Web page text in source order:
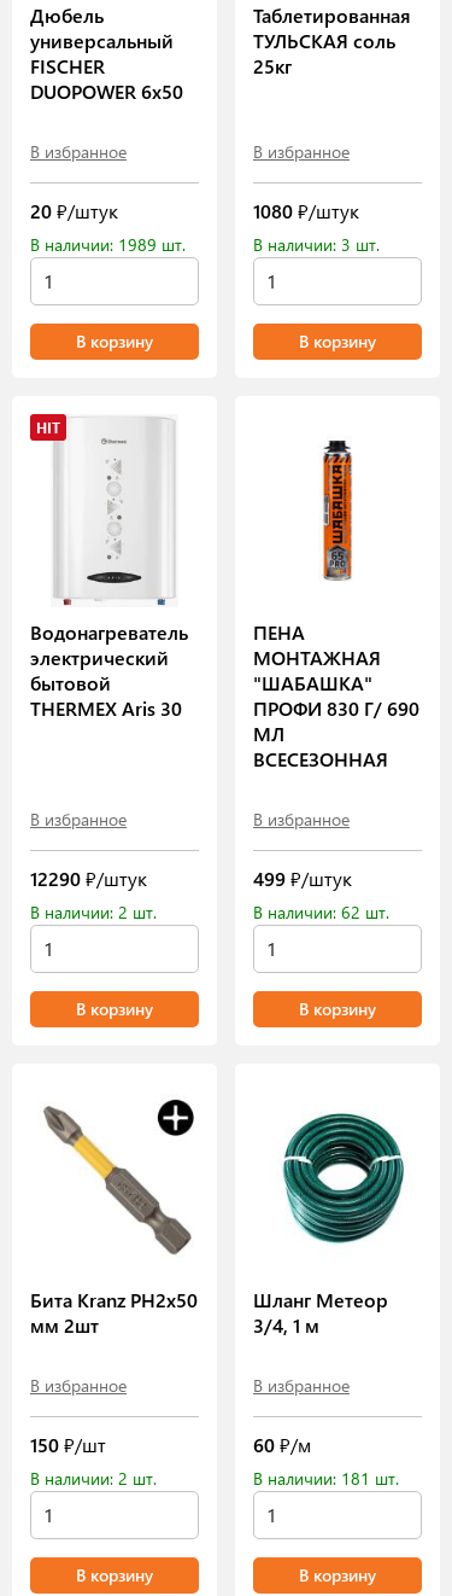
Дюбель
универсальный
FISCHER
DUOPOWER 6х50
В избранное
20₽/штук
В наличии: 1989 шт.
В корзину
Таблетированная
ТУЛЬСКАЯ соль
25кг
В избранное
1080₽/штук
В наличии: 3 шт.
В корзину
HIT
Водонагреватель
электрический
бытовой
THERMEX Aris 30
В избранное
12290₽/штук
В наличии: 2 шт.
В корзину
ПЕНА
МОНТАЖНАЯ
"ШАБАШКА"
ПРОФИ 830 Г/ 690
МЛ
ВСЕСЕЗОННАЯ
В избранное
499₽/штук
В наличии: 62 шт.
В корзину
Бита Kranz PH2х50
мм 2шт
В избранное
150₽/шт
В наличии: 2 шт.
В корзину
Шланг Метеор
3/4, 1 м
В избранное
60₽/м
В наличии: 181 шт.
В корзину